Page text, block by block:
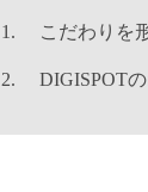
こだわりを
DIGISPOT